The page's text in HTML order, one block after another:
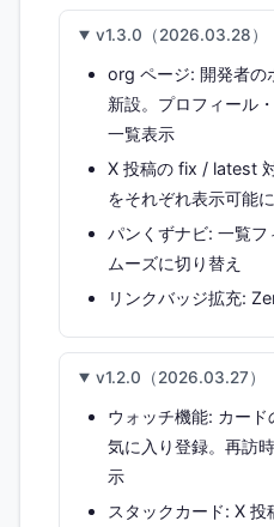
v1.3.0（2026.03.28）
org ページ: 開発者の
新設。プロフィール
一覧表示
X 投稿の fix / latest
をそれぞれ表示可能に
パンくずナビ: 一覧
ムーズに切り替え
リンクバッジ拡充:
v1.2.0（2026.03.27）
ウォッチ機能: カー
気に入り登録。再訪
示
スタックカード: X 投